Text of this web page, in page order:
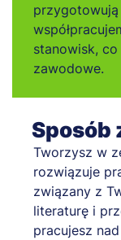
stanowisk,
zawodowe.
Sposób
Tworzysz w
rozwiązuje
związany z
literaturę i
pracujesz